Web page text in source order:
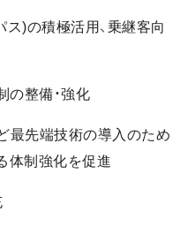
ス)の積極活用、乗継客向
の整備・強化
最先端技術の導入のため
体制強化を促進